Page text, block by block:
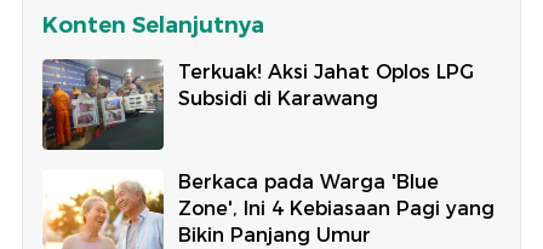
Konten Selanjutnya
Terkuak! Aksi Jahat Oplos LPG
Subsidi di Karawang
Berkaca pada Warga 'Blue
Zone', Ini 4 Kebiasaan Pagi yang
Bikin Panjang Umur